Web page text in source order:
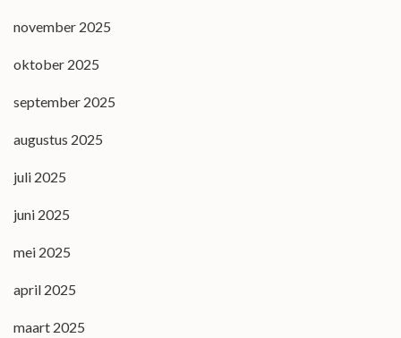
november 2025
oktober 2025
september 2025
augustus 2025
juli 2025
juni 2025
mei 2025
april 2025
maart 2025